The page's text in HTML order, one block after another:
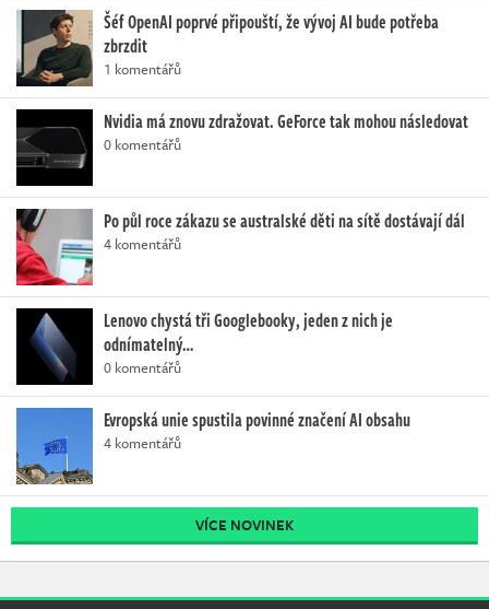
Šéf OpenAI poprvé připouští, že vývoj AI bude potřeba
zbrzdit
1 komentářů
Nvidia má znovu zdražovat. GeForce tak mohou následovat
0 komentářů
Po půl roce zákazu se australské děti na sítě dostávají dál
4 komentářů
Lenovo chystá tři Googlebooky, jeden z nich je
odnímatelný…
0 komentářů
Evropská unie spustila povinné značení AI obsahu
4 komentářů
VÍCE NOVINEK